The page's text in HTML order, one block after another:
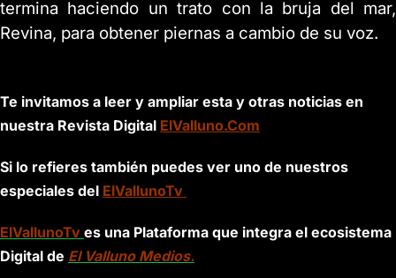
termina haciendo un trato con la bruja del mar,
Revina, para obtener piernas a cambio de su voz.
Te invitamos a leer y ampliar esta y otras noticias en
nuestra Revista Digital ElValluno.Com
Si lo refieres también puedes ver uno de nuestros
especiales del ElVallunoTv
ElVallunoTv es una Plataforma que integra el ecosistema
Digital de El Valluno Medios.